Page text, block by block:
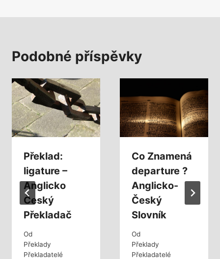
Podobné příspěvky
Překlad:
ligature –
Anglicko
Český
Překladač
Od
Překlady
Překladatelé
Co Znamená
departure ?
Anglicko-
Český
Slovník
Od
Překlady
Překladatelé